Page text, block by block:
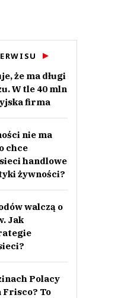
że ma długi
W tle 40 mln
firma
nie ma
chce
handlowe
żywności?
walczą o
Jak
Polacy
Frisco? To